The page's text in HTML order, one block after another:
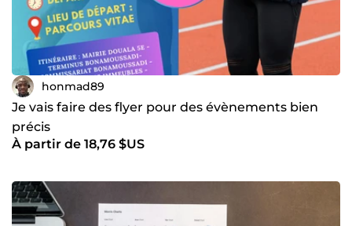
honmad89
Je vais faire des flyer pour des évènements bien
précis
À partir de 18,76 $US